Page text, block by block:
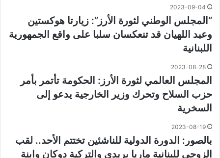
2023-09-04
“المجلس الوطني لثورة الأرز”: زيارتا هوكستين
وعبد اللهيان قد تنعكسان سلبا على واقع الجمهورية
اللبنانية
2023-08-28
المجلس العالمي لثورة الأرز: الحكومة تأتمر بأمر
حزب السلاح وتحرك وزير الخارجية يدعو إلى
السخرية
2023-08-19
بالصور: الدورة الدولية للناشئين تختتم الأحد.. لقب
الزوجي للبنانية ماريا بريدي والتركية دوكان وابنة